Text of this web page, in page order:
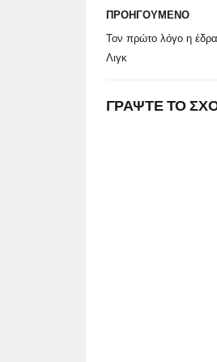
ΠΡΟΗΓΟΥΜΕΝΟ
Τον πρώτο λόγο η έδρα
Λιγκ
ΓΡΑΨΤΕ ΤΟ